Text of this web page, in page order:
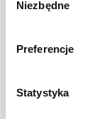
zgody
Niezbędne
Preferencje
Statystyka